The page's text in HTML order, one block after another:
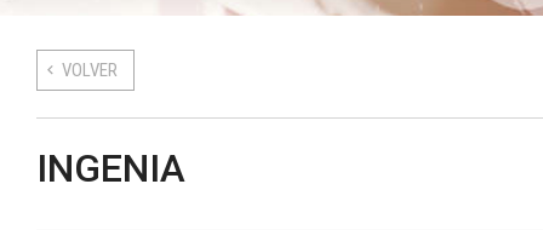
VOLVER
INGENIA